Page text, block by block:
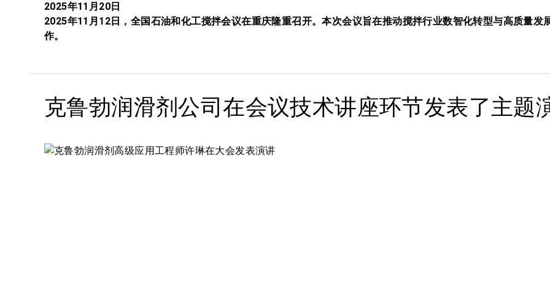
2025年11月20日
2025年11月12日，全国石油和化工搅拌会议在重庆隆重召开。本次会议旨在推动搅拌行业数智化转型与高质量
作。
克鲁勃润滑剂公司在会议技术讲座环节发表了主题